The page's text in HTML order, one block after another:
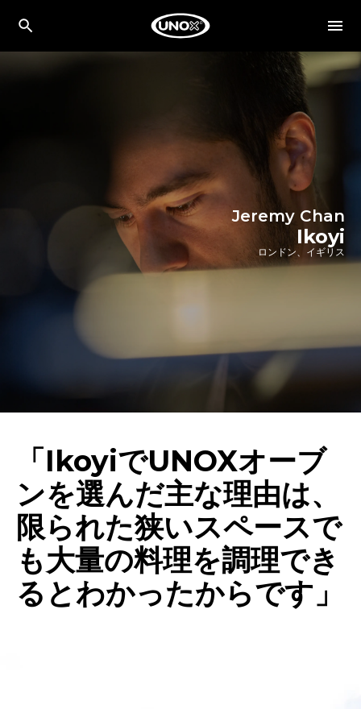
Jeremy Chan
Ikoyi
ロンドン、イギリス
「IkoyiでUNOXオーブ
ンを選んだ主な理由は、
限られた狭いスペースで
も大量の料理を調理でき
るとわかったからです」